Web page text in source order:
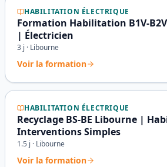
HABILITATION ÉLECTRIQUE
Formation Habilitation B1V-
| Électricien
3 j · Libourne
Voir la formation
HABILITATION ÉLECTRIQUE
Recyclage BS-BE Libourne |
Interventions Simples
1.5 j · Libourne
Voir la formation